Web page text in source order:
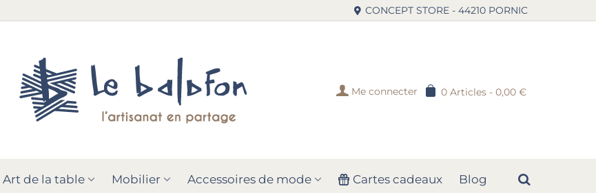
CONCEPT STORE - 44210 PORNIC
0 Articles - 0,00 €
Me connecter
Art de la table Mobilier Accessoires de mode Cartes cadeaux Blog